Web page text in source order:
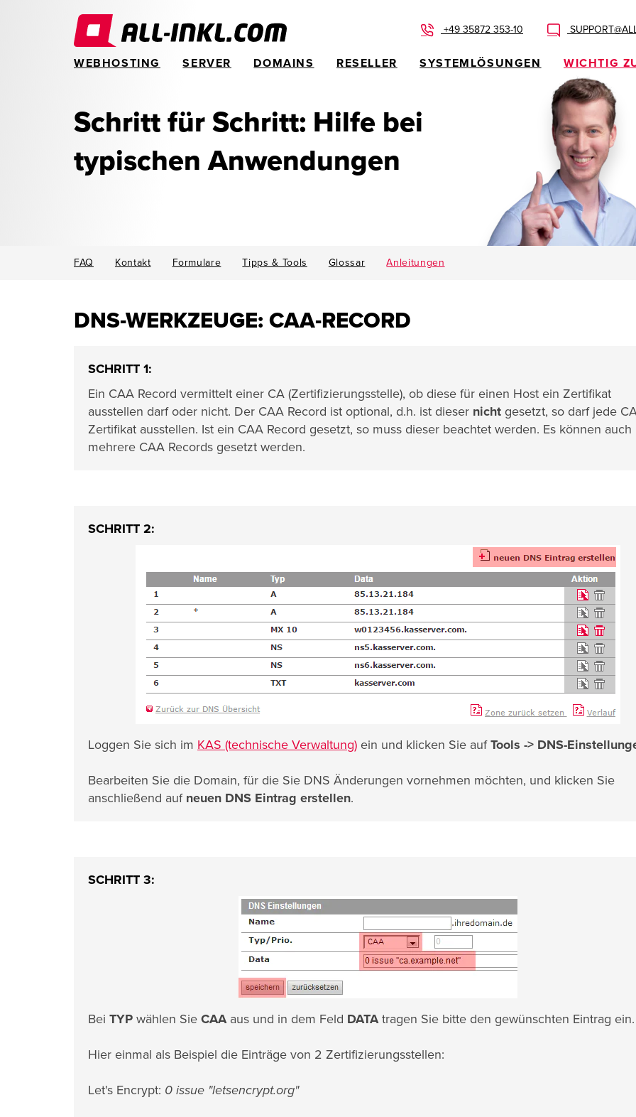
+49 35872 353-10
WEBHOSTING SERVER DOMAINS RESELLER SYSTEMLÖSUNGEN WICHTIG
Schritt für Schritt: Hilfe bei
typischen Anwendungen
FAQ Kontakt Formulare Tipps & Tools Glossar Anleitungen
DNS-WERKZEUGE: CAA-RECORD
SCHRITT 1:
Ein CAA Record vermittelt einer CA (Zertifizierungsstelle), ob diese für einen Host ein Zertifikat
ausstellen darf oder nicht. Der CAA Record ist optional, d.h. ist dieser nicht gesetzt, so darf jede
Zertifikat ausstellen. Ist ein CAA Record gesetzt, so muss dieser beachtet werden. Es können auch
mehrere CAA Records gesetzt werden.
SCHRITT 2:
Loggen Sie sich im KAS (technische Verwaltung) ein und klicken Sie aufTools -> DNS-
Bearbeiten Sie die Domain, für die Sie DNS Änderungen vornehmen möchten, und klicken Sie
anschließend auf neuen DNS Eintrag erstellen.
SCHRITT 3:
Bei TYP wählen Sie CAAaus und in dem Feld DATAtragen Sie bitte den gewünschten Eintrag ein.
Hier einmal als Beispiel die Einträge von 2 Zertifizierungsstellen:
Let's Encrypt: 0 issue "letsencrypt.org"